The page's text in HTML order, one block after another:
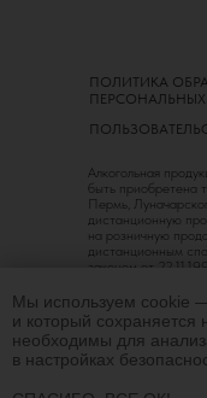
Мы используем cookie
и который
необходимы для
в настройках
ПОЛИТИКА
Алкогольная
быть приобретена
Пермь,
дистанционную
на розничную
дистанционным
законом от
алкогольной и
и об ограничении
продукции».
18+